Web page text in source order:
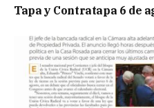
Tapa y Contratapa 6 de